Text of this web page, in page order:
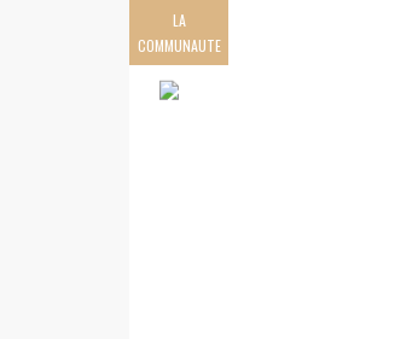
LA
COMMUNAUTE